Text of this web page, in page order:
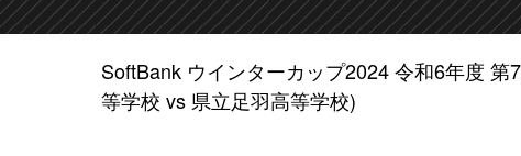
SoftBank ウインターカップ2024 令和6年度
等学校 vs 県立足羽高等学校)